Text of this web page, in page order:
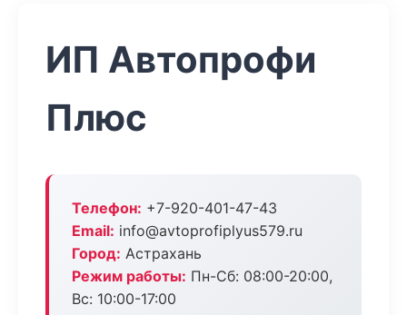
ИП Автопрофи
Плюс
Телефон: +7-920-401-47-43
Email: info@avtoprofiplyus579.ru
Город: Астрахань
Режим работы: Пн-Сб: 08:00-20:00,
Вс: 10:00-17:00